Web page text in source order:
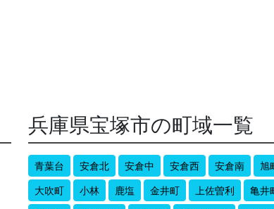
兵庫県宝塚市の町域一覧
青葉台 安倉北 安倉中 安倉西 安倉南 旭
大吹町
小林 鹿塩 金井町 上佐曽利 亀井